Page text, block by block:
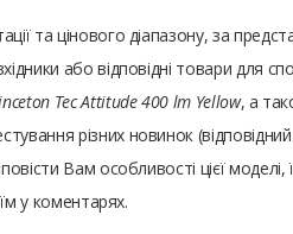
та цінового діапазону, за
або відповідні товари для
Tec Attitude 400 lm Yellow, а
різних новинок (відповідний
Вам особливості цієї
у коментарях.